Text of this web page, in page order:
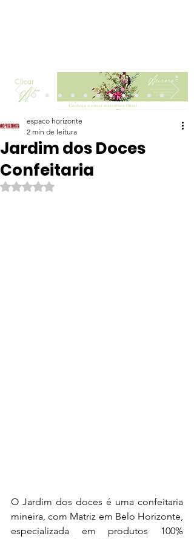
Clicar
Jardim dos Doces
Confeitaria
espaco horizonte
2 min de leitura
Avaliado com NaN de 5 estrelas.
O Jardim dos doces é uma confeitaria
mineira, com Matriz em Belo Horizonte,
especializada em produtos 100%